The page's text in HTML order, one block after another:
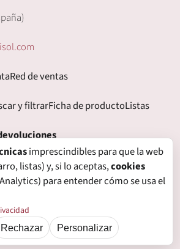
Red de ventas
y filtrarFicha de productoListas
Formas de pagoGastos de envío
Garantía
de cookies
S.L. Todos los derechos reservados.
imprescindibles para que la web
listas) y, si lo aceptas,cookies
para entender cómo se usa el
Rechazar Personalizar